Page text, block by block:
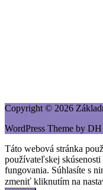
Copyright © 2026
WordPress Theme by DH
Táto webová stránka
používateľskej
fungovania. Súhlasíte s
zmeniť kliknutím na